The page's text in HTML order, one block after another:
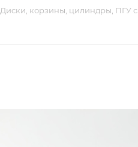
Диски, корзины, цилиндры, ПГУ